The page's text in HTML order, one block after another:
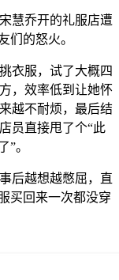
慧乔开的礼服店遭
们的怒火。
衣服，试了大概四
，效率低到让她怀
越不耐烦，最后结
员直接甩了个“此
。
后越想越憋屈，直
买回来一次都没穿